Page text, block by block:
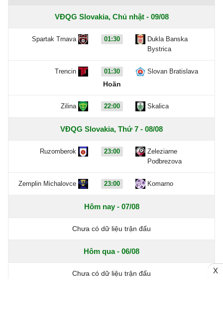
VĐQG Slovakia, Chủ nhật - 09/08
Spartak Trnava 01:30
Dukla Banska
Bystrica
Trencin 01:30
Hoãn
Slovan Bratislava
Zilina 22:00 Skalica
VĐQG Slovakia, Thứ 7 - 08/08
Ruzomberok 23:00
Zeleziarne
Podbrezova
Zemplin Michalovce 23:00 Komarno
Hôm nay - 07/08
Chưa có dữ liệu trận đấu
Hôm qua - 06/08
Chưa có dữ liệu trận đấu X